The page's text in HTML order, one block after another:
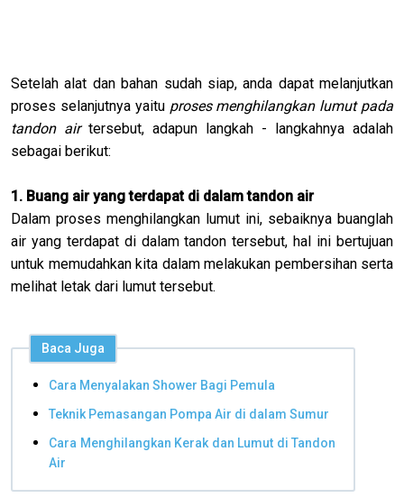
Setelah alat dan bahan sudah siap, anda dapat melanjutkan
proses selanjutnya yaitu proses menghilangkan lumut pada
tandon airtersebut, adapun langkah - langkahnya adalah
sebagai berikut:
1. Buang air yang terdapat di dalam tandon air
Dalam proses menghilangkan lumut ini, sebaiknya buanglah
air yang terdapat di dalam tandon tersebut, hal ini bertujuan
untuk memudahkan kita dalam melakukan pembersihan serta
melihat letak dari lumut tersebut.
Baca Juga
Cara Menyalakan Shower Bagi Pemula
Teknik Pemasangan Pompa Air di dalam Sumur
Cara Menghilangkan Kerak dan Lumut di Tandon
Air